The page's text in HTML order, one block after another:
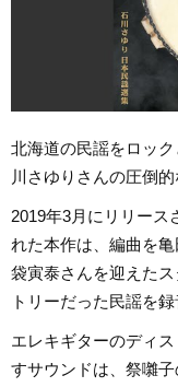
北海道の民謡をロッ
川さゆりさんの圧倒的
2019年3月にリリース
れた本作は、編曲を
袋寅泰さんを迎えた
トリーだった民謡を
エレキギターのディ
すサウンドは、祭囃